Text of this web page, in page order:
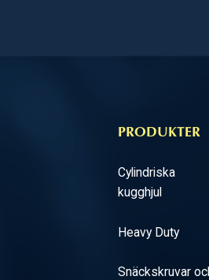
PRODUKTER
Cylindriska
kugghjul
Heavy Duty
Snäckskruvar